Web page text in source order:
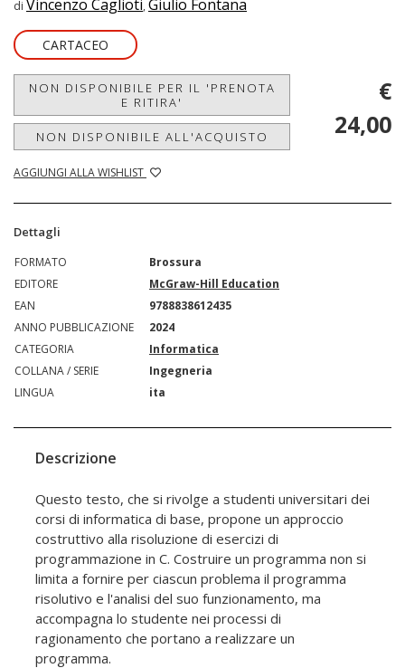
di Vincenzo Caglioti, Giulio Fontana
CARTACEO
NON DISPONIBILE PER IL 'PRENOTA
E RITIRA'
NON DISPONIBILE ALL'ACQUISTO
AGGIUNGI ALLA WISHLIST
€
24,00
Dettagli
FORMATO
Brossura
EDITORE
McGraw-Hill Education
EAN
9788838612435
ANNO PUBBLICAZIONE
2024
CATEGORIA
Informatica
COLLANA / SERIE
Ingegneria
LINGUA
ita
Descrizione
Questo testo, che si rivolge a studenti universitari dei
corsi di informatica di base, propone un approccio
costruttivo alla risoluzione di esercizi di
programmazione in C. Costruire un programma non si
limita a fornire per ciascun problema il programma
risolutivo e l'analisi del suo funzionamento, ma
accompagna lo studente nei processi di
ragionamento che portano a realizzare un
programma.